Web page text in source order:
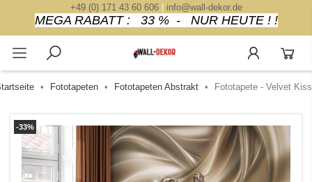
+49 (0) 171 43 60 606| info@wall-dekor.de
MEGA RABATT : 33 % - NUR HEUTE ! !
Fototapeten Fototapeten Abstrakt Fototapete - Velvet Kiss
-33%